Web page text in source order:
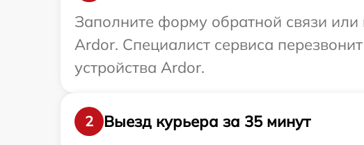
Заполните форму обратной связи или
Ardor. Специалист сервиса
устройства Ardor.
2
Выезд курьера за 35 минут